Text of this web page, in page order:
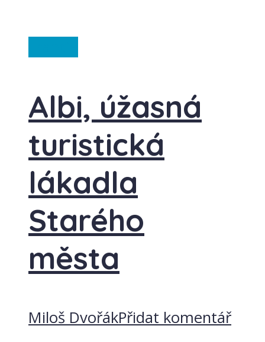
Albi, úžasná
turistická
lákadla
Starého
města
Miloš DvořákPřidat komentář